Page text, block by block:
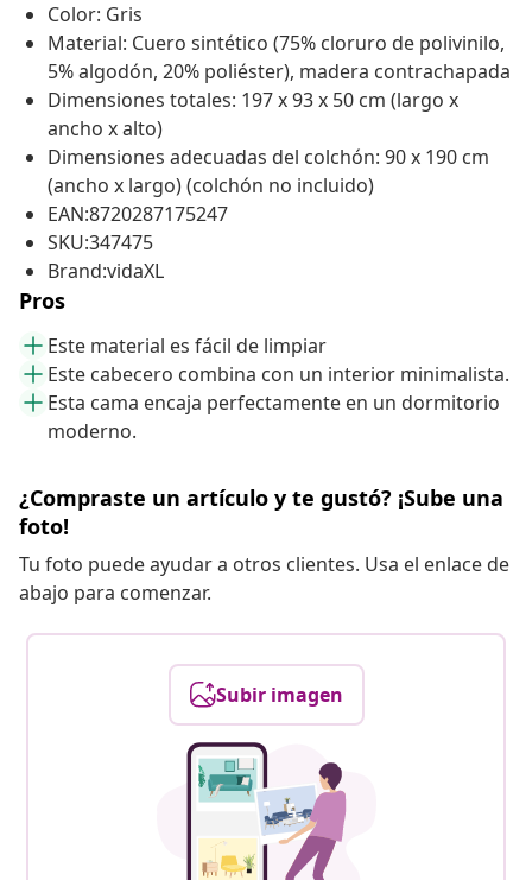
Color: Gris
Material: Cuero sintético (75% cloruro de polivinilo,
5% algodón, 20% poliéster), madera contrachapada
Dimensiones totales: 197 x 93 x 50 cm (largo x
ancho x alto)
Dimensiones adecuadas del colchón: 90 x 190 cm
(ancho x largo) (colchón no incluido)
EAN:8720287175247
SKU:347475
Brand:vidaXL
Pros
Este material es fácil de limpiar
Este cabecero combina con un interior minimalista.
Esta cama encaja perfectamente en un dormitorio
moderno.
¿Compraste un artículo y te gustó? ¡Sube una
foto!
Tu foto puede ayudar a otros clientes. Usa el enlace de
abajo para comenzar.
Subir imagen